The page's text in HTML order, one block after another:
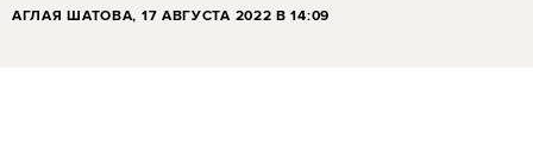
АГЛАЯ ШАТОВА, 17 АВГУСТА 2022 В 14:09